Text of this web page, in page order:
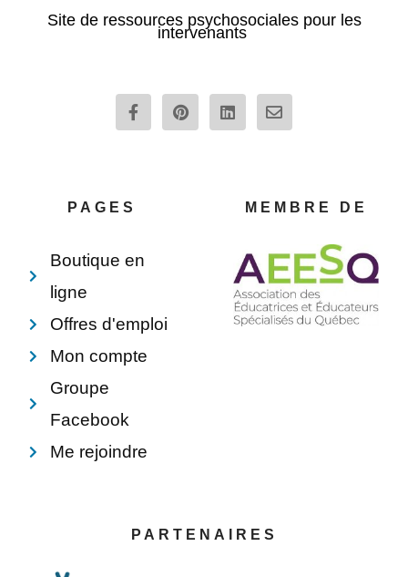
Site de ressources psychosociales pour les
intervenants
F
a
c
P
i
n
L
i
n
E
n
v
p
e
PAGES
Boutique en
ligne
Offres d'emploi
Mon compte
Groupe
Facebook
Me rejoindre
MEMBRE DE
PARTENAIRES